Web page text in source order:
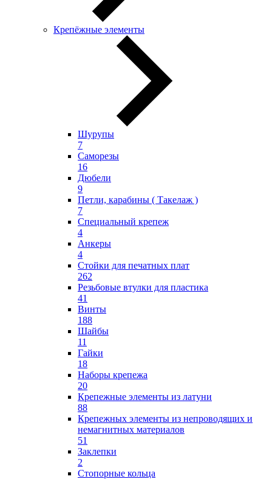
Крепёжные элементы
Шурупы
7
Саморезы
16
Дюбели
9
Петли, карабины ( Такелаж )
7
Специальный крепеж
4
Анкеры
4
Стойки для печатных плат
262
Резьбовые втулки для пластика
41
Винты
188
Шайбы
11
Гайки
18
Наборы крепежа
20
Крепежные элементы из латуни
88
Крепежных элементы из непроводящих и
немагнитных материалов
51
Заклепки
2
Стопорные кольца